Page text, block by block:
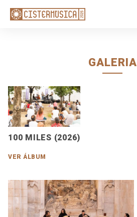
GALERIA
100 MILES (2026)
VER ÁLBUM